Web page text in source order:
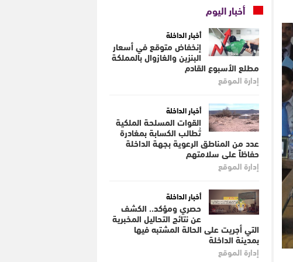
أخبار اليوم
أخبار الداخلة
إنخفاض متوقع في أسعار
البنزين والغازوال بالمملكة
مطلع الأسبوع القادم
إدارة الموقع
أخبار الداخلة
القوات المسلحة الملكية
تُطالب الكسابة بمغادرة
عدد من المناطق الرعوية بجهة الداخلة
حفاظاً على سلامتهم
إدارة الموقع
أخبار الداخلة
حصري ومؤكد.. الكشف
عن نتائج التحاليل المخبرية
التي أجريت على الحالة المشتبه فيها
بمدينة الداخلة
إدارة الموقع